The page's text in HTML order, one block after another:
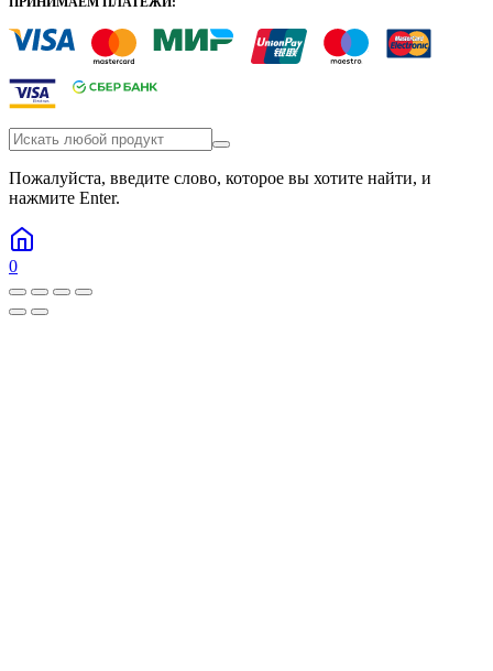
Пожалуйста, введите слово, которое вы хотите найти, и
нажмите Enter.
0